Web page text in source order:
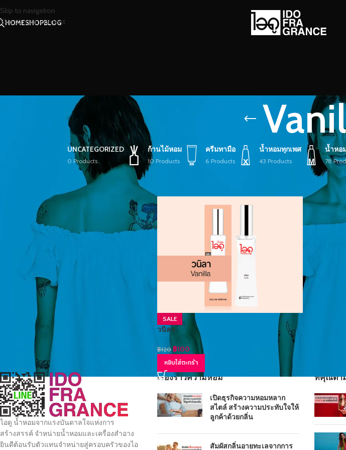
Skip to navigation
Skip to main content
HOMESHOPBLOG
UNCATEGORIZED
0 Products
ก้านไม้หอม
10 Products
ครีมทามือ
6 Products
น้ำหอมทุกเพศ
43 Products
น้ำหอ
78
SALE
วนิลา
฿120 ฿100
หยิบใส่ตะกร้า
ไอดู น้ำหอมจากแรงบันดาลใจแห่งการ
สร้างสรรค์ จำหน่ายน้ำหอมและเครื่องสำอาง
ยินดีต้อนรับตัวแทนจำหน่ายสู่ครอบครัวของไอ
เรื่องราวความหอม
เปิดธุรกิจความหอมหลาก
สไตล์ สร้างความประทับใจให้
ลูกค้าด้วยกลิ่น
สัมผัสกลิ่นอายทะเลจากการ
ที่คุณตา